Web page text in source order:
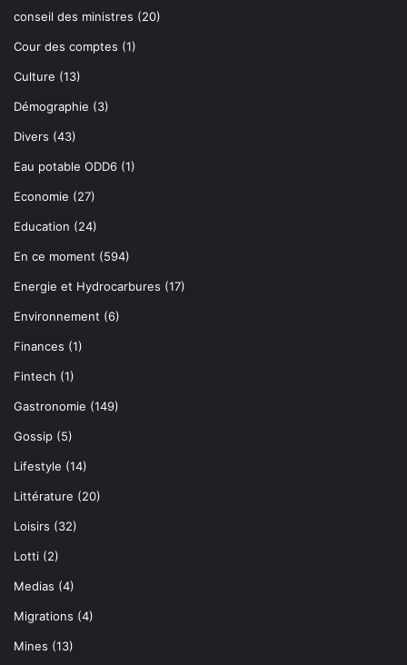
conseil des ministres (20)
Cour des comptes (1)
Culture (13)
Démographie (3)
Divers (43)
Eau potable ODD6 (1)
Economie (27)
Education (24)
En ce moment (594)
Energie et Hydrocarbures (17)
Environnement (6)
Finances (1)
Fintech (1)
Gastronomie (149)
Gossip (5)
Lifestyle (14)
Littérature (20)
Loisirs (32)
Lotti (2)
Medias (4)
Migrations (4)
Mines (13)